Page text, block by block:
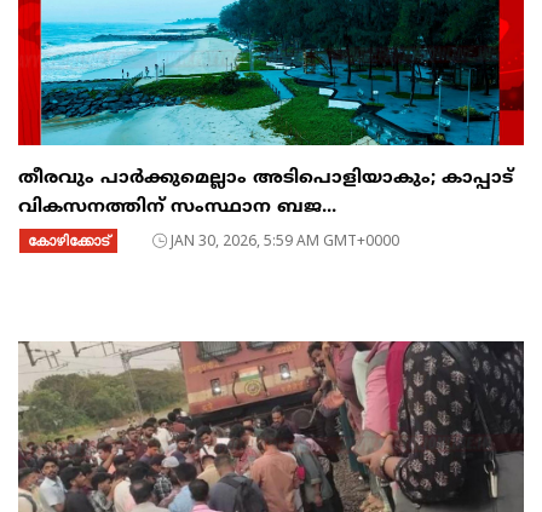
തീരവും പാർക്കുമെല്ലാം അടിപൊളിയാകും; കാപ്പാട്
വികസനത്തിന് സംസ്ഥാന ബജ...
കോഴിക്കോട് JAN 30, 2026, 5:59 AM GMT+0000